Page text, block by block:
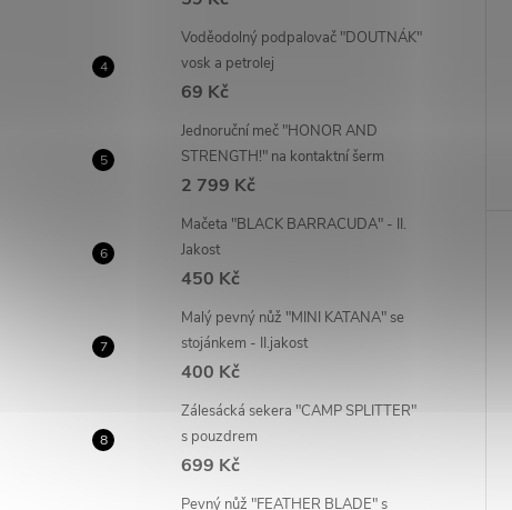
Voděodolný podpalovač "DOUTNÁK"
vosk a petrolej
69 Kč
Jednoruční meč "HONOR AND
STRENGTH!" na kontaktní šerm
2 799 Kč
Mačeta "BLACK BARRACUDA" - II.
Jakost
450 Kč
Malý pevný nůž "MINI KATANA" se
stojánkem - II.jakost
400 Kč
Zálesácká sekera "CAMP SPLITTER"
s pouzdrem
699 Kč
Pevný nůž "FEATHER BLADE" s